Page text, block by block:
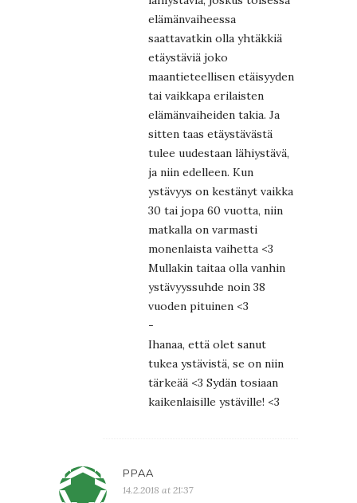
elämänvaiheessa
saattavatkin olla yhtäkkiä
etäystäviä joko
maantieteellisen etäisyyden
tai vaikkapa erilaisten
elämänvaiheiden takia. Ja
sitten taas etäystävästä
tulee uudestaan lähiystävä,
ja niin edelleen. Kun
ystävyys on kestänyt vaikka
30 tai jopa 60 vuotta, niin
matkalla on varmasti
monenlaista vaihetta <3
Mullakin taitaa olla vanhin
ystävyyssuhde noin 38
vuoden pituinen <3
-
Ihanaa, että olet sanut
tukea ystävistä, se on niin
tärkeää <3 Sydän tosiaan
kaikenlaisille ystäville! <3
PPAA
14.2.2018 at 21:37